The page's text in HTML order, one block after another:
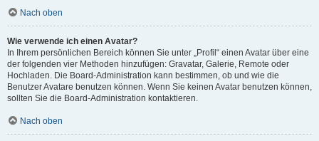
Nach oben
Wie verwende ich einen Avatar?
In Ihrem persönlichen Bereich können Sie unter „Profil“ einen Avatar über eine
der folgenden vier Methoden hinzufügen: Gravatar, Galerie, Remote oder
Hochladen. Die Board-Administration kann bestimmen, ob und wie die
Benutzer Avatare benutzen können. Wenn Sie keinen Avatar benutzen können,
sollten Sie die Board-Administration kontaktieren.
Nach oben